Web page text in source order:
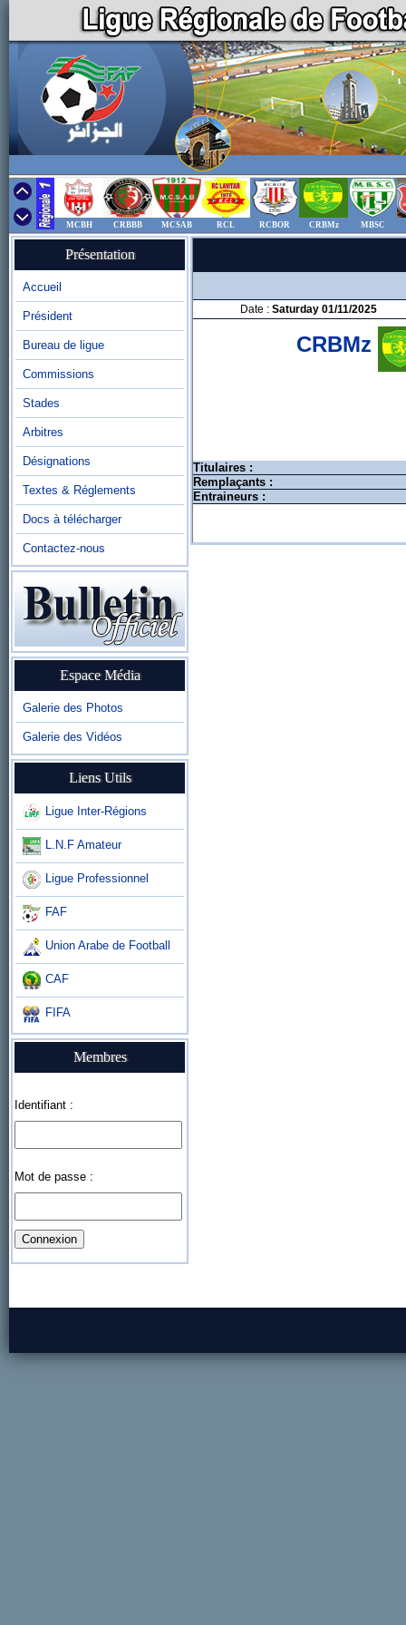
MCBH CRBBB MCSAB RCL RCBOR CRBMz MBSC
Présentation
Accueil
Président
Bureau de ligue
Commissions
Stades
Arbitres
Désignations
Textes & Réglements
Docs à télécharger
Contactez-nous
Espace Média
Galerie des Photos
Galerie des Vidéos
Liens Utils
Ligue Inter-Régions
L.N.F Amateur
Ligue Professionnel
FAF
Union Arabe de Football
CAF
FIFA
Membres
Identifiant :
Mot de passe :
Date : Saturday 01/11/2025
CRBMz
Titulaires :
Remplaçants :
Entraineurs :